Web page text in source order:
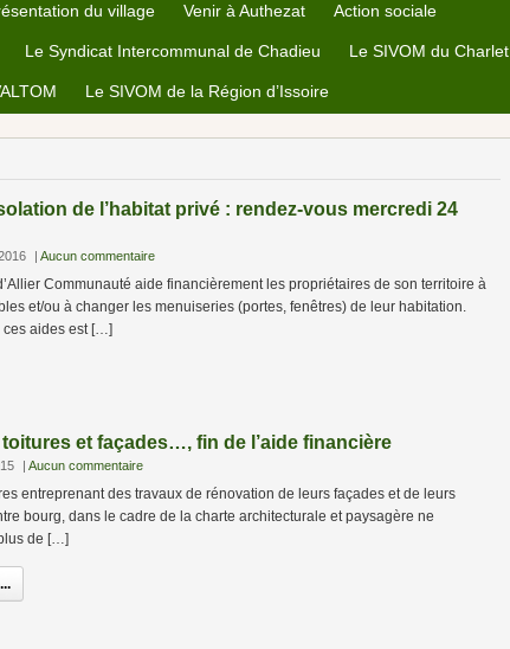
du village Venir à Authezat Action sociale
Le Syndicat Intercommunal de Chadieu Le SIVOM du Charlet
Le SIVOM de la Région d’Issoire
de l’habitat privé : rendez-vous mercredi 24
| Aucun commentaire
Communauté aide financièrement les propriétaires de son territoire à
et/ou à changer les menuiseries (portes, fenêtres) de leur habitation.
ces aides est […]
et façades…, fin de l’aide financière
| Aucun commentaire
entreprenant des travaux de rénovation de leurs façades et de leurs
bourg, dans le cadre de la charte architecturale et paysagère ne
de […]